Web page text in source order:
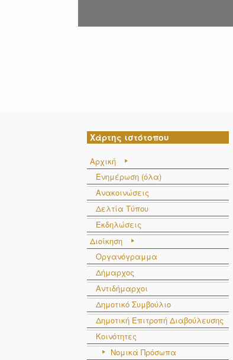
Χάρτης ιστότοπου
Αρχική
Ενημέρωση (όλα)
Ανακοινώσεις
Δελτία Τύπου
Εκδηλώσεις
Διοίκηση
Οργανόγραμμα
Δήμαρχος
Αντιδήμαρχοι
Δημοτικό Συμβούλιο
Δημοτική Επιτροπή Διαβούλευσης
Κοινότητες
Νομικά Πρόσωπα